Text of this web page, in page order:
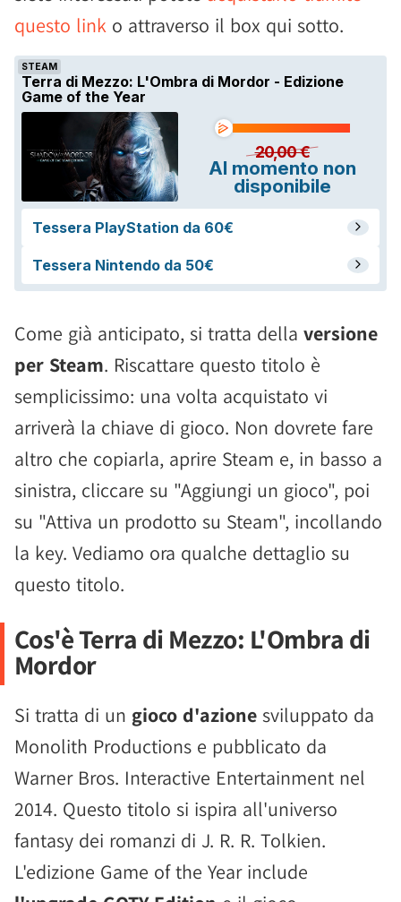
questo link o attraverso il box qui sotto.
Come già anticipato, si tratta della versione
per Steam. Riscattare questo titolo è
semplicissimo: una volta acquistato vi
arriverà la chiave di gioco. Non dovrete fare
altro che copiarla, aprire Steam e, in basso a
sinistra, cliccare su "Aggiungi un gioco", poi
su "Attiva un prodotto su Steam", incollando
la key. Vediamo ora qualche dettaglio su
questo titolo.
Cos'è Terra di Mezzo: L'Ombra di
Mordor
Si tratta di un gioco d'azione sviluppato da
Monolith Productions e pubblicato da
Warner Bros. Interactive Entertainment nel
2014. Questo titolo si ispira all'universo
fantasy dei romanzi di J. R. R. Tolkien.
L'edizione Game of the Year include